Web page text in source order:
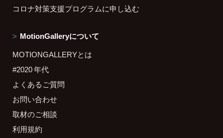
コロナ対策支援プログラムに申し込む
MotionGalleryについて
MOTIONGALLERYとは
#2020 年代
よくあるご質問
お問い合わせ
取材のご相談
利用規約